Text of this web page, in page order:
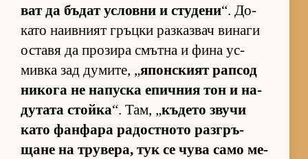
ват да бъ­дат ус­ловни и сту­дени“. До­
като на­ив­ният гръцки раз­каз­вач ви­наги
ос­тавя да про­зира смътна и фина ус­
мивка зад ду­ми­те, „япон­с­кият рап­сод
ни­кога не на­пуска епич­ния тон и на­
ду­тата стойка“. Там, „къ­дето звучи
като фан­фара ра­дос­т­ното раз­г­ръ­
щане на тру­ве­ра, тук се чува само ме­